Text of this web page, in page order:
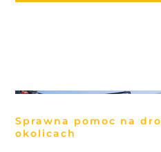
Sprawna pomoc na
okolicach